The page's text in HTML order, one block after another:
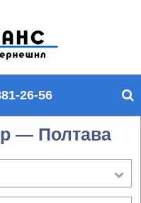
п
о
й
26-56
— Полтава